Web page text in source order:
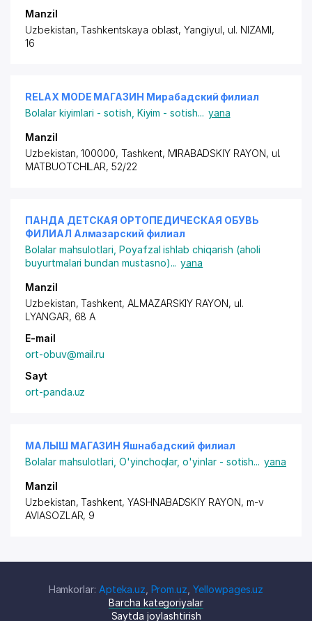
Manzil
Uzbekistan, Tashkentskaya oblast, Yangiyul, ul. NIZAMI,
16
RELAX MODE МАГАЗИН Мирабадский филиал
Bolalar kiyimlari - sotish Kiyim - sotish... yana
Manzil
Uzbekistan, 100000, Tashkent, MIRABADSKIY RAYON, ul.
MATBUOTCHILAR, 52/22
ПАНДА ДЕТСКАЯ ОРТОПЕДИЧЕСКАЯ ОБУВЬ
ФИЛИАЛ Алмазарский филиал
Bolalar mahsulotlari Poyafzal ishlab chiqarish (aholi
buyurtmalari bundan mustasno)... yana
Manzil
Uzbekistan, Tashkent, ALMAZARSKIY RAYON, ul.
LYANGAR, 68 A
E-mail
ort-obuv@mail.ru
Sayt
ort-panda.uz
МАЛЫШ МАГАЗИН Яшнабадский филиал
Bolalar mahsulotlari O'yinchoqlar, o'yinlar - sotish... yana
Manzil
Uzbekistan, Tashkent, YASHNABADSKIY RAYON, m-v
AVIASOZLAR, 9
Hamkorlar: Apteka.uz Prom.uz ,Yellowpages.uz
Barcha kategoriyalar
Saytda joylashtirish